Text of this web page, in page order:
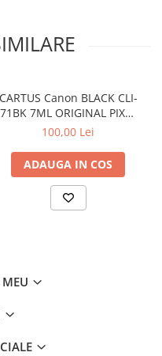
CARTUS Canon BLACK CLI-
7ML ORIGINAL PIXMA
MG6850
100,00 Lei
ADAUGA IN COS